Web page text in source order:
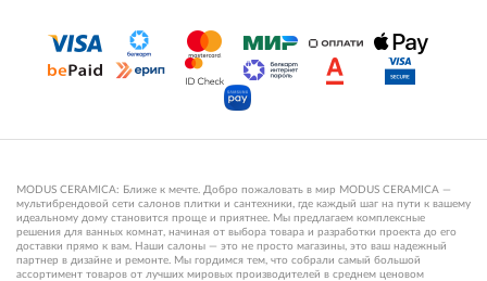
MODUS CERAMICA: Ближе к мечте. Добро пожаловать в мир MODUS CERAMICA —
мультибрендовой сети салонов плитки и сантехники, где каждый шаг на пути к вашему
идеальному дому становится проще и приятнее. Мы предлагаем комплексные
решения для ванных комнат, начиная от выбора товара и разработки проекта до его
доставки прямо к вам. Наши салоны — это не просто магазины, это ваш надежный
партнер в дизайне и ремонте. Мы гордимся тем, что собрали самый большой
ассортимент товаров от лучших мировых производителей в среднем ценовом